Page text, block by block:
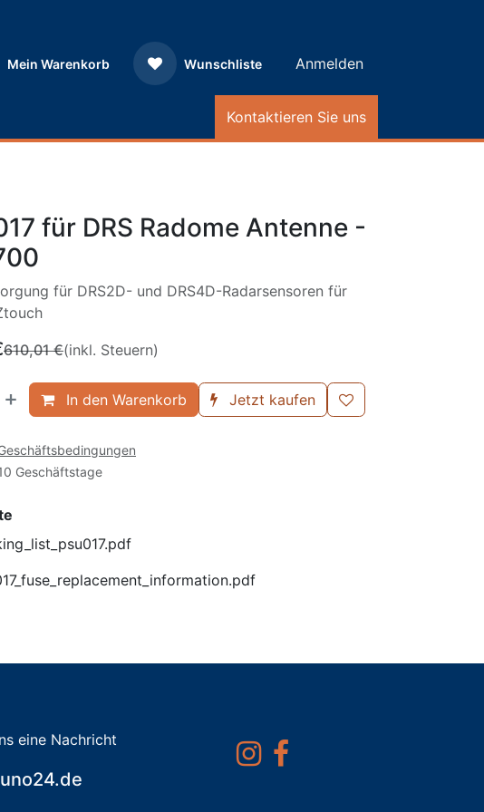
Mein Warenkorb Wunschliste Anmelden
Kontaktieren Sie uns
für DRS Radome Antenne -
für DRS2D- und DRS4D-Radarsensoren für
610,01€(inkl. Steuern)
In den Warenkorb Jetzt kaufen
Geschäftstage
eine Nachricht